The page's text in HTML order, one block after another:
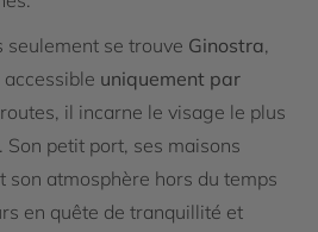
se trouve Ginostra,
uniquement par
il incarne le visage le plus
petit port, ses maisons
son atmosphère hors du temps
en quête de tranquillité et